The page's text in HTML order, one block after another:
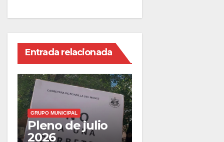
Entrada relacionada
GRUPO MUNICIPAL
Pleno de julio
2026